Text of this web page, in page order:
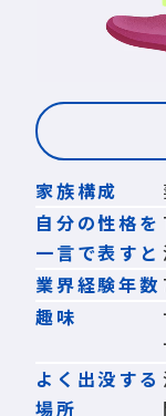
家族構成
自分の性格を
一言で表すと
業界経験年数
趣味
よく出没する
場所